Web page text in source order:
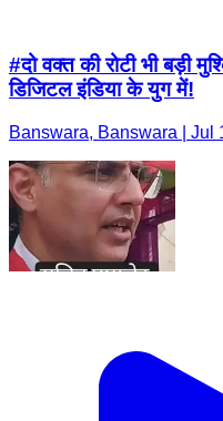
#दो वक्त की रोटी भी बड़ी
डिजिटल इंडिया के युग में!
Banswara, Banswara | Jul